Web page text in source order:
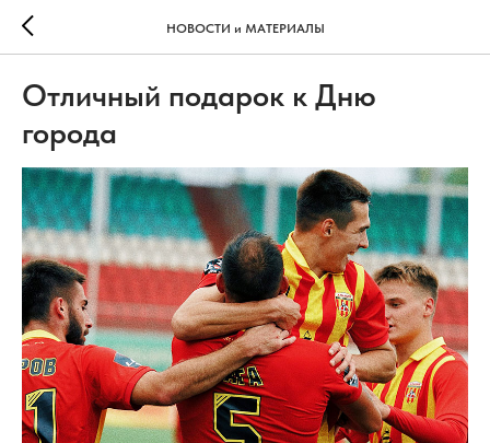
НОВОСТИ и МАТЕРИАЛЫ
Отличный подарок к Дню
города